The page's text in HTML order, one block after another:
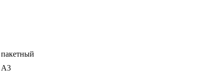
пакетный
A3